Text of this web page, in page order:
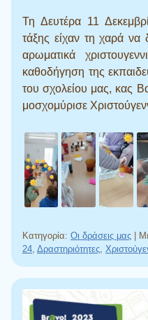
Τη Δευτέρα 11
τάξης είχαν τη χαρά να
αρωματικά
καθοδήγηση της
του σχολείου μας, κας
μοσχομύρισε
Κατηγορία: Οι δράσεις μας
24, Δραστηριότητες,